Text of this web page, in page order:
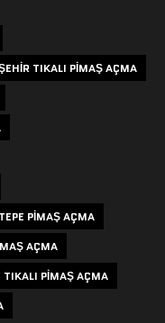
TIKALI PIMAŞ AÇMA
PIMAŞ AÇMA
AÇMA
TIKALI PIMAŞ AÇMA